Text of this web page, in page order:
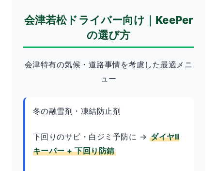
会津若松ドライバー向け｜KeePer
の選び方
会津特有の気候・道路事情を考慮した最適メニ
ュー
冬の融雪剤・凍結防止剤
下回りのサビ・白ジミ予防に → ダイヤⅡ
キーパー + 下回り防錆